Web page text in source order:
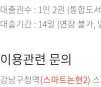
대출권수 : 1인 2권 (통합도
대출기간 : 14일 (연장 불가,
이용관련 문의
강남구청역(스마트논현2)